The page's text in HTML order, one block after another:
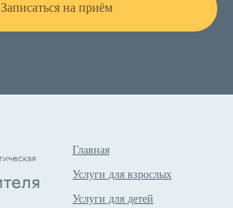
Записаться на приём
Главная
Услуги для взрослых
Услуги для детей